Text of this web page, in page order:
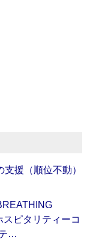
援（順位不動）
スピタリティーコ
…